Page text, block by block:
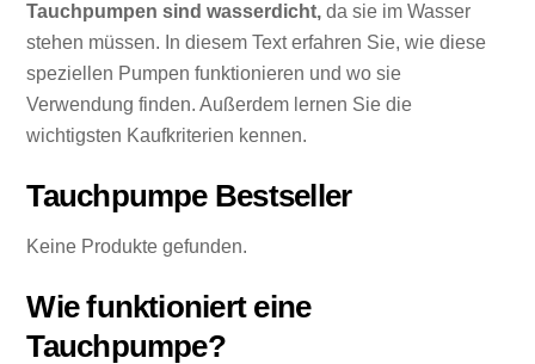
Tauchpumpen sind wasserdicht, da sie im Wasser
stehen müssen. In diesem Text erfahren Sie, wie diese
speziellen Pumpen funktionieren und wo sie
Verwendung finden. Außerdem lernen Sie die
wichtigsten Kaufkriterien kennen.
Tauchpumpe Bestseller
Keine Produkte gefunden.
Wie funktioniert eine
Tauchpumpe?